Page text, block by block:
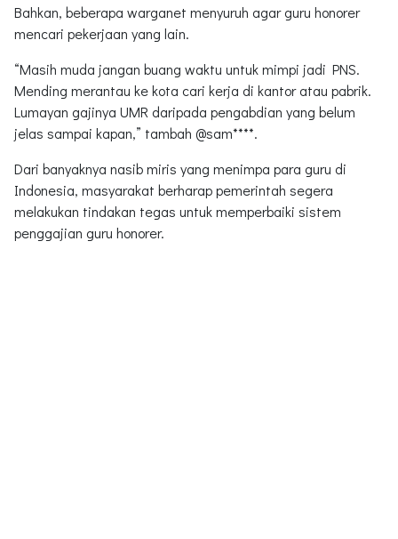
Bahkan, beberapa warganet menyuruh agar guru honorer
mencari pekerjaan yang lain.
“Masih muda jangan buang waktu untuk mimpi jadi PNS.
Mending merantau ke kota cari kerja di kantor atau pabrik.
Lumayan gajinya UMR daripada pengabdian yang belum
jelas sampai kapan,” tambah @sam****.
Dari banyaknya nasib miris yang menimpa para guru di
Indonesia, masyarakat berharap pemerintah segera
melakukan tindakan tegas untuk memperbaiki sistem
penggajian guru honorer.